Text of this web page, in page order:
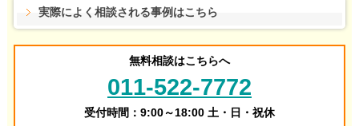
実際によく相談される事例はこちら
無料相談はこちらへ
011-522-7772
受付時間：9:00～18:00 土・日・祝休